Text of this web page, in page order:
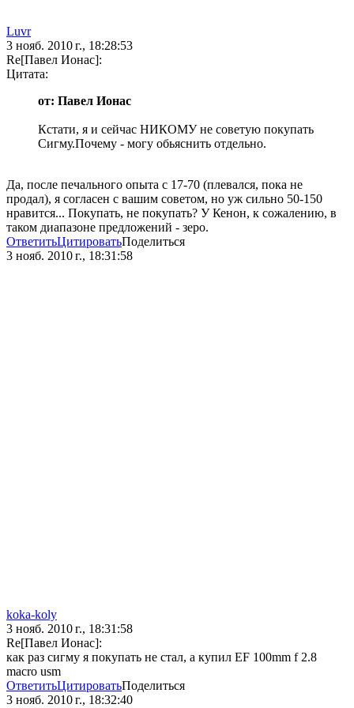
Luvr
3 нояб. 2010 г., 18:28:53
Re[Павел Ионас]:
Цитата:
от: Павел Ионас
Кстати, я и сейчас НИКОМУ не советую покупать
Сигму.Почему - могу обьяснить отдельно.
Да, после печального опыта с 17-70 (плевался, пока не
продал), я согласен с вашим советом, но уж сильно 50-150
нравится... Покупать, не покупать? У Кенон, к сожалению, в
таком диапазоне предложений - зеро.
ОтветитьЦитироватьПоделиться
3 нояб. 2010 г., 18:31:58
koka-koly
3 нояб. 2010 г., 18:31:58
Re[Павел Ионас]:
как раз сигму я покупать не стал, а купил EF 100mm f 2.8
macro usm
ОтветитьЦитироватьПоделиться
3 нояб. 2010 г., 18:32:40